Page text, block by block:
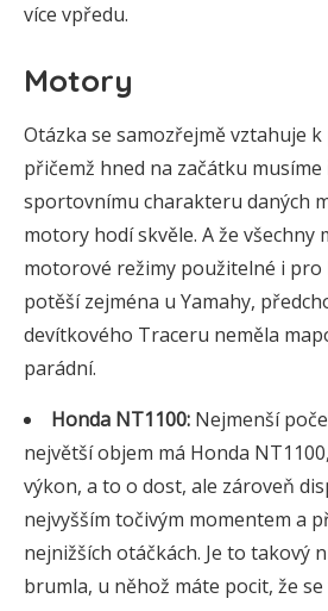
více vpředu.
Motory
Otázka se samozřejmě vztahuje
přičemž hned na začátku
sportovnímu charakteru daných
motory hodí skvěle. A že všechny
motorové režimy použitelné i pro
potěší zejména u Yamahy,
devítkového Traceru neměla
parádní.
Honda NT1100: Nejmenší
největší objem má Honda
výkon, a to o dost, ale zároveň
nejvyšším točivým momentem a
nejnižších otáčkách. Je to takový
brumla, u něhož máte pocit, že